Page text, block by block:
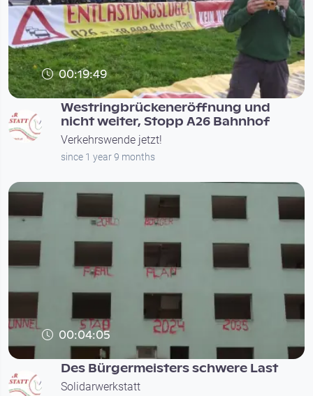
00:19:49
Westringbrückeneröffnung und
nicht weiter, Stopp A26 Bahnhof
Verkehrswende jetzt!
since 1 year 9 months
00:04:05
Des Bürgermeisters schwere Last
Solidarwerkstatt